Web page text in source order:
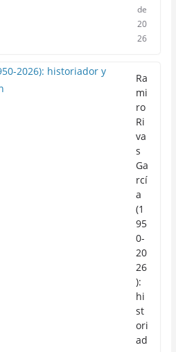
de
20
26
Ra
mi
ro
Ri
va
s
Ga
rcí
a
(1
95
0-
20
26
):
hi
st
ori
ad